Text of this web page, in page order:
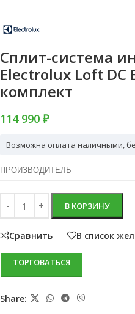
Сплит-система
Electrolux Loft DC
комплект
114 990 ₽
Возможна оплата наличными,
ПРОИЗВОДИТЕЛЬ
В КОРЗИНУ
Сравнить В список
ТОРГОВАТЬСЯ
Share: